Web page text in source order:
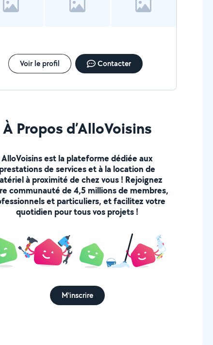
Voir le profil Contacter
À Propos d’AlloVoisins
AlloVoisins est la plateforme dédiée aux
prestations de services et à la location de
à proximité de chez vous ! Rejoignez
communauté de 4,5 millions de membres,
et particuliers, et facilitez votre
quotidien pour tous vos projets !
M'inscrire